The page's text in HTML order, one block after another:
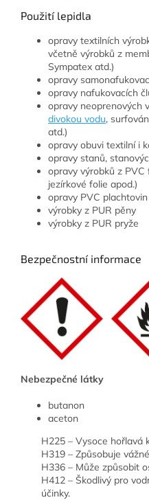
Použití lepidla
opravy textilních
včetně výrobků z
Sympatex atd.)
opravy
opravy nafukovacích
opravy neoprenových
divokou vodu,
atd.)
opravy obuvi textilní i
opravy stanů,
opravy výrobků z PVC
jezírkové folie apod.)
opravy PVC
výrobky z PUR pěny
výrobky z PUR pryže
Bezpečnostní informace
Nebezpečné látky
butanon
aceton
H225 – Vysoce hořlavá
H319 – Způsobuje
H336 – Může způsobit
H412 – Škodlivý pro
účinky.